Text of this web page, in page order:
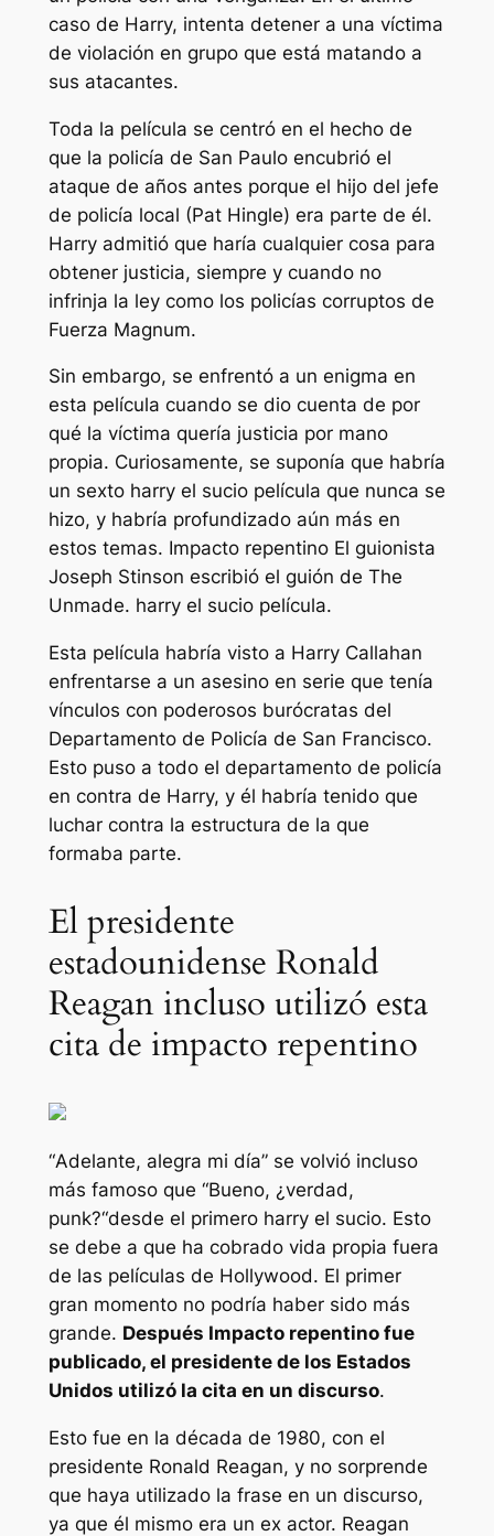
caso de Harry, intenta detener a una víctima
de violación en grupo que está matando a
sus atacantes.
Toda la película se centró en el hecho de
que la policía de San Paulo encubrió el
ataque de años antes porque el hijo del jefe
de policía local (Pat Hingle) era parte de él.
Harry admitió que haría cualquier cosa para
obtener justicia, siempre y cuando no
infrinja la ley como los policías corruptos de
Fuerza Magnum.
Sin embargo, se enfrentó a un enigma en
esta película cuando se dio cuenta de por
qué la víctima quería justicia por mano
propia. Curiosamente, se suponía que habría
un sexto harry el suciopelícula que nunca se
hizo, y habría profundizado aún más en
estos temas. Impacto repentino El guionista
Joseph Stinson escribió el guión de The
Unmade. harry el suciopelícula.
Esta película habría visto a Harry Callahan
enfrentarse a un asesino en serie que tenía
vínculos con poderosos burócratas del
Departamento de Policía de San Francisco.
Esto puso a todo el departamento de policía
en contra de Harry, y él habría tenido que
luchar contra la estructura de la que
formaba parte.
El presidente
estadounidense Ronald
Reagan incluso utilizó esta
cita de impacto repentino
“Adelante, alegra mi día” se volvió incluso
más famoso que “Bueno, ¿verdad,
punk?“desde el primero harry el sucio. Esto
se debe a que ha cobrado vida propia fuera
de las películas de Hollywood. El primer
gran momento no podría haber sido más
grande. Después Impacto repentino fue
publicado, el presidente de los Estados
Unidos utilizó la cita en un discurso.
Esto fue en la década de 1980, con el
presidente Ronald Reagan, y no sorprende
que haya utilizado la frase en un discurso,
ya que él mismo era un ex actor. Reagan